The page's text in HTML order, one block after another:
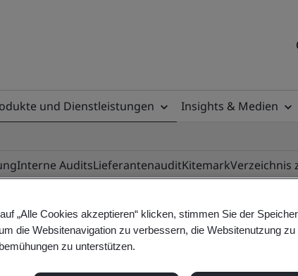
und Dienstleistungen Insights & Medien
Interne AuditsLieferantenauditKitemarkVerzeichnis
„Alle Cookies akzeptieren“ klicken, stimmen Sie der
die Websitenavigation zu verbessern, die Websitenutzung
zu unterstützen.